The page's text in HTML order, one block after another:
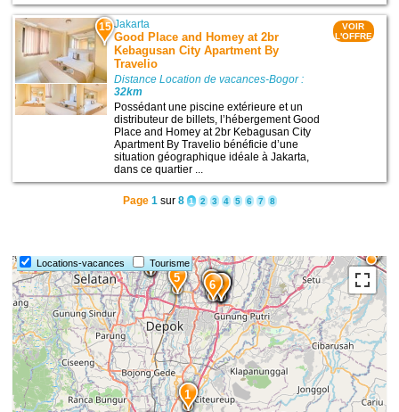
15 Jakarta
Good Place and Homey at 2br
Kebagusan City Apartment By
Travelio
Distance Location de vacances-Bogor :
32km
Possédant une piscine extérieure et un
distributeur de billets, l’hébergement Good
Place and Homey at 2br Kebagusan City
Apartment By Travelio bénéficie d’une
situation géographique idéale à Jakarta,
dans ce quartier ...
VOIR
L'OFFRE
Page 1sur 8 1 2 3 4 5 6 7 8
Locations-vacances Tourisme
12
11
10
9
8
76
5
1